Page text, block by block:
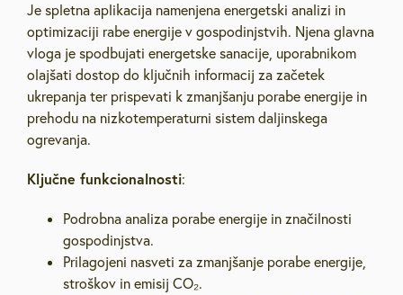
Je spletna aplikacija namenjena energetski analizi in
optimizaciji rabe energije v gospodinjstvih. Njena glavna
vloga je spodbujati energetske sanacije, uporabnikom
olajšati dostop do ključnih informacij za začetek
ukrepanja ter prispevati k zmanjšanju porabe energije in
prehodu na nizkotemperaturni sistem daljinskega
ogrevanja.
Ključne funkcionalnosti:
Podrobna analiza porabe energije in značilnosti
gospodinjstva.
Prilagojeni nasveti za zmanjšanje porabe energije,
stroškov in emisij CO₂.